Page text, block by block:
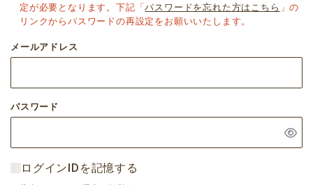
定が必要となります。下記「パスワードを忘れた方はこちら 」の
リンクからパスワードの再設定をお願いいたします。
メールアドレス
パスワード
ログインIDを記憶する